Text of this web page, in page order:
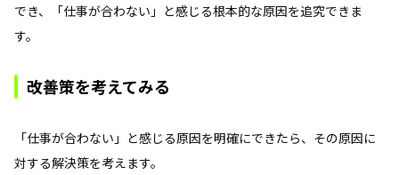
でき、「仕事が合わない」と感じる根本的な原因を追究できま
す。
改善策を考えてみる
「仕事が合わない」と感じる原因を明確にできたら、その原因に
対する解決策を考えます。